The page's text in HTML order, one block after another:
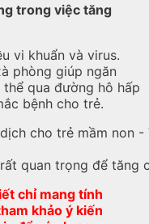
trong việc tăng
vi khuẩn và virus.
phòng giúp ngăn
qua đường hô hấp
bệnh cho trẻ.
quan trọng để tăng
chỉ mang tính
khảo ý kiến